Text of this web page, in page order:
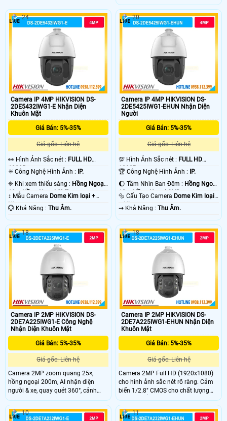
Camera IP 4MP HIKVISION DS-
2DE5432IWG1-E Nhận Diện
Khuôn Mặt
Giá Bán: 5%-35%
Giá gốc: Liên hệ
️👀 Hình Ảnh Sắc nét : FULL HD
1080P .
✳️ Công Nghệ Hình Ảnh :
IP.
❈ Khi xem thiếu sáng : Hồng Ngoại
10m Hồng Ngoại SMD.
↕️ Mẫu Camera Dome Kim loại +
Nhựa.
️💮 Khả Năng : Thu Âm.
24
Camera IP 4MP HIKVISION DS-
2DE5425IWG1-EHUN Nhận Diện
Người
Giá Bán: 5%-35%
Giá gốc: Liên hệ
💯 Hình Ảnh Sắc nét : FULL HD
1080P .
🏆 Công Nghệ Hình Ảnh :
IP.
🌔 Tầm Nhìn Ban Đêm : Hồng Ngoại
10m Hồng Ngoại SMD.
🔩 Cấu Tạo Camera Dome Kim loại
+ Nhựa.
️⇝ Khả Năng :Thu Âm.
20
Camera IP 2MP HIKVISION DS-
2DE7A225IWG1-E Công Nghệ
Nhận Diện Khuôn Mặt
Giá Bán: 5%-35%
Giá gốc: Liên hệ
Camera 2MP zoom quang 25×,
hồng ngoại 200m, AI nhận diện
người & xe, quay quét 360°, cảnh
báo đèn và âm thanh, bền bỉ IP67.
18
Camera IP 2MP HIKVISION DS-
2DE7A225IWG1-EHUN Nhận Diện
Khuôn Mặt
Giá Bán: 5%-35%
Giá gốc: Liên hệ
Camera 2MP Full HD (1920x1080)
cho hình ảnh sắc nét rõ ràng. Cảm
biến 1/2.8" CMOS cho chất lượng
hình ảnh ổn định. Hồng ngoại tầm
xa 200m hỗ trợ giám sát ban đêm
liên tục. PTZ xoay 360° không điểm
18
10 11